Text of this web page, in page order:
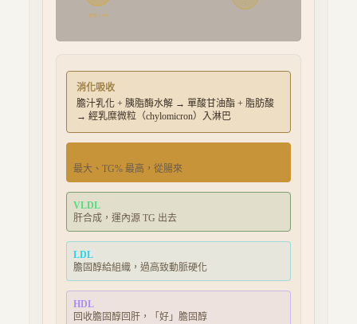
食物 → CM
消化吸收
膽汁乳化 + 胰脂酶水解 → 單酸甘油酯 + 脂肪酸
→ 經乳糜微粒（chylomicron）入淋巴
最大、TG% 最高，從腸來
VLDL
肝合成，運內源 TG 出去
LDL
膽固醇給組織，過高致動脈硬化
HDL
回收膽固醇回肝，「好」膽固醇